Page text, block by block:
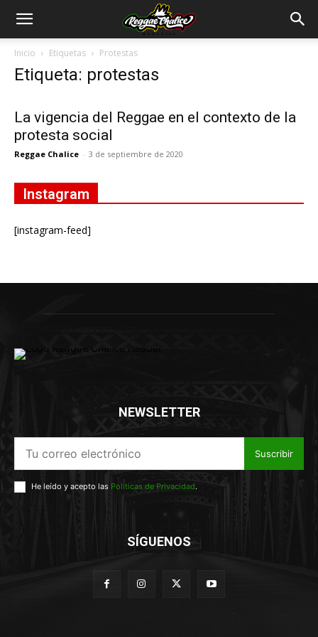
Inicio Etiquetas Protestas
Etiqueta: protestas
La vigencia del Reggae en el contexto de la
protesta social
Reggae Chalice - 3 de septiembre de 2020
Instagram
[instagram-feed]
NEWSLETTER
Suscribir
He leído y acepto las Políticas de Privacidad.
SÍGUENOS